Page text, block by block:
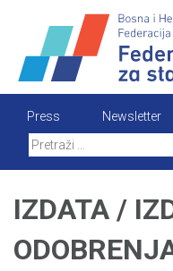
content
Press Newsletter
IZDATA /